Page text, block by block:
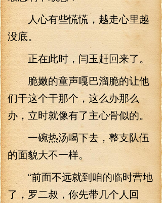
人心有些慌慌，越走心里越
没底。
正在此时，闫玉赶回来了。
脆嫩的童声嘎巴溜脆的让他
们干这个干那个，这么办那么
办，立时就像有了主心骨似的。
一碗热汤喝下去，整支队伍
的面貌大不一样。
“前面不远就到咱的临时营地
了，罗二叔，你先带几个人回